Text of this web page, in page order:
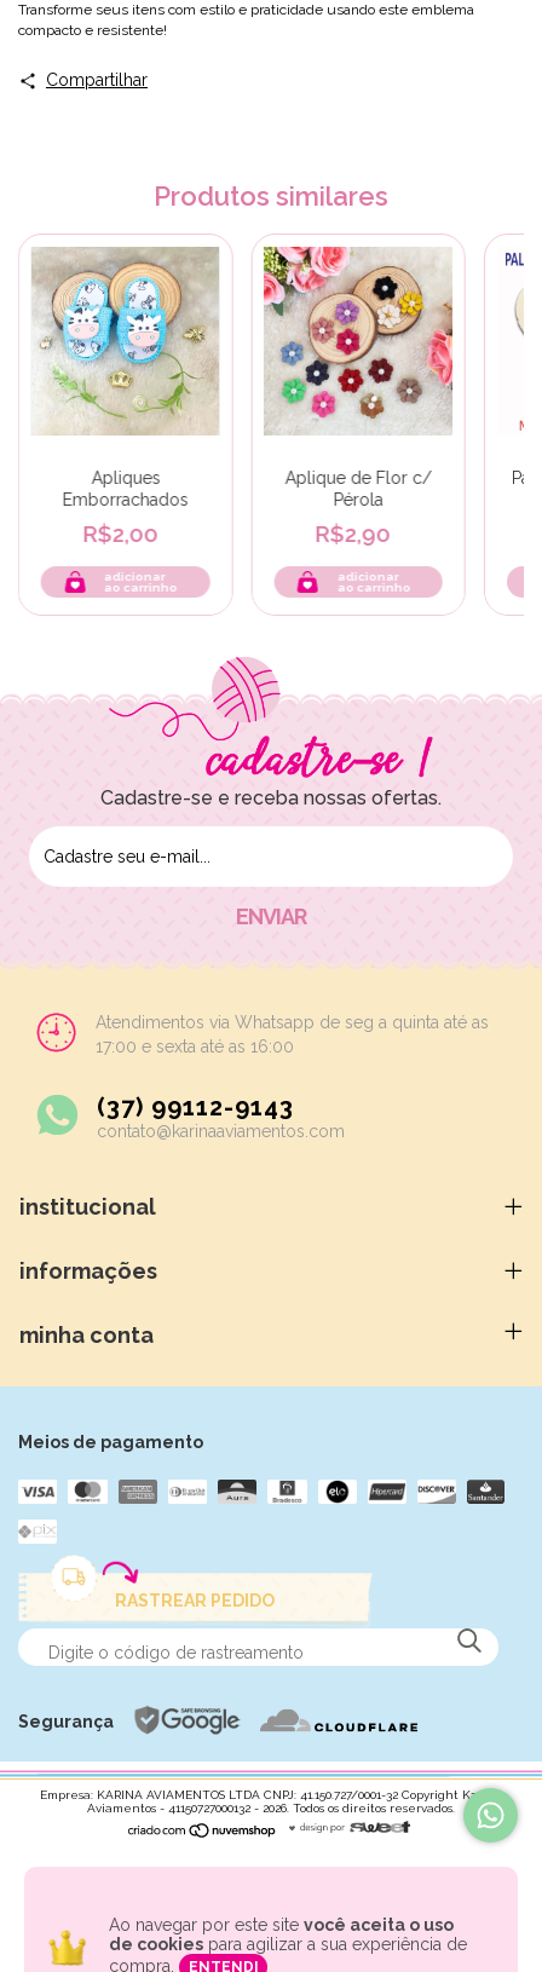
Ao navegar por este site você aceita o uso
de cookies para agilizar a sua experiência de
compra.
ENTENDI
Transforme seus itens com estilo e praticidade usando este emblema
compacto e resistente!
Compartilhar
Produtos similares
Apliques
Emborrachados
R$2,00
adicionar
ao carrinho
Aplique de Flor c/
Pérola
R$2,90
adicionar
ao carrinho
Cadastre-se e receba nossas ofertas.
Atendimentos via Whatsapp de seg a quinta até as
17:00 e sexta até as 16:00
(37) 99112-9143
contato@karinaaviamentos.com
institucional
informações
minha conta
Meios de pagamento
RASTREAR PEDIDO
Segurança
Empresa: KARINA AVIAMENTOS LTDA CNPJ: 41.150.727/0001-32 Copyright Karina
Aviamentos - 41150727000132 - 2026. Todos os direitos reservados.